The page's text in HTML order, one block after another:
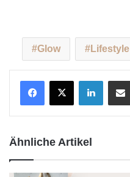
Glow Lifestyle
Ähnliche Artikel